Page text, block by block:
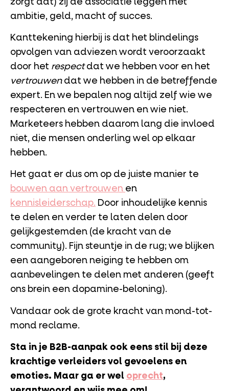
ambitie, geld, macht of succes.
Kanttekening hierbij is dat het blindelings
opvolgen van adviezen wordt veroorzaakt
door het respectdat we hebben voor en het
vertrouwendat we hebben in de betreffende
expert. En we bepalen nog altijd zelf wie we
respecteren en vertrouwen en wie niet.
Marketeers hebben daarom lang die invloed
niet, die mensen onderling wel op elkaar
hebben.
Het gaat er dus om op de juiste manier te
bouwen aan vertrouwen en
kennisleiderschap. Door inhoudelijke kennis
te delen en verder te laten delen door
gelijkgestemden (de kracht van de
community). Fijn steuntje in de rug; we blijken
een aangeboren neiging te hebben om
aanbevelingen te delen met anderen (geeft
ons brein een dopamine-beloning).
Vandaar ook de grote kracht van mond-tot-
mond reclame.
Sta in je B2B-aanpak ook eens stil bij deze
krachtige verleiders vol gevoelens en
emoties. Maar ga er wel oprecht,